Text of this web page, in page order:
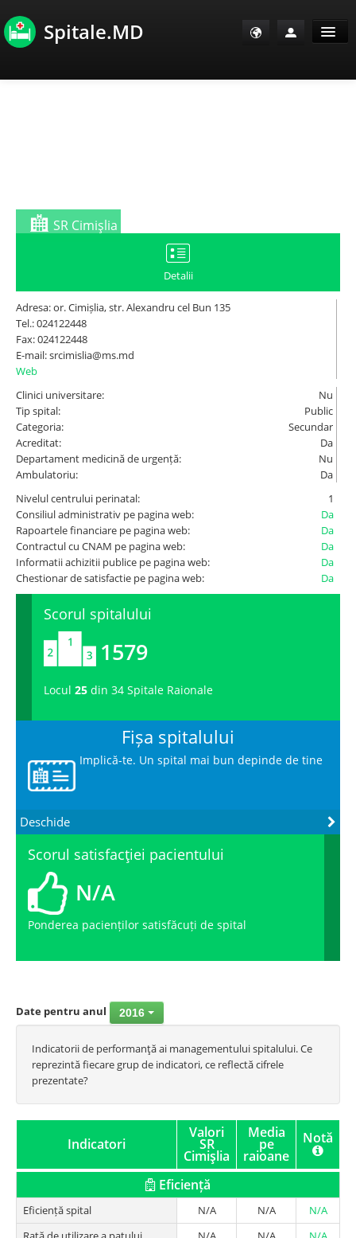
Spitale.MD
E-Sănătate Pacienți
E-Sănătate Instituții
Tuberculoza Info
Spitale.MD
Centrul PAS
Școala E-Sănătate
SanoTeca
SR Cimişlia
Detalii
Adresa: or. Cimișlia, str. Alexandru cel Bun 135
Tel.: 024122448
Fax: 024122448
E-mail: srcimislia@ms.md
Web
Clinici universitare:
Nu
Tip spital:
Public
Categoria:
Secundar
Acreditat:
Da
Departament medicină de urgență:
Nu
Ambulatoriu:
Da
Nivelul centrului perinatal:
1
Consiliul administrativ pe pagina web:
Da
Rapoartele financiare pe pagina web:
Da
Contractul cu CNAM pe pagina web:
Da
Informatii achizitii publice pe pagina web:
Da
Chestionar de satisfactie pe pagina web:
Da
Scorul spitalului
1579
Locul 25 din 34 Spitale Raionale
Fișa spitalului
Implică-te. Un spital mai bun depinde de tine
Deschide
Scorul satisfacţiei pacientului
N/A
Ponderea pacienților satisfăcuți de spital
Date pentru anul 2016
Indicatorii de performanţă ai managementului spitalului. Ce
reprezintă fiecare grup de indicatori, ce reflectă cifrele
prezentate?
Indicatori
Valori
SR
Cimişlia
Media
pe
raioane
Notă
Eficiență
Eficiență spital N/A N/A
N/A